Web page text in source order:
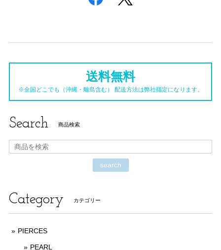
送料無料
※全国どこでも（沖縄・離島含む） 配送方法は弊社指定になります。
Search 商品検索
search
Category カテゴリー
PIERCES
PEARL